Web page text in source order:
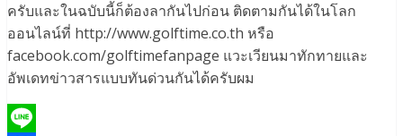
ครับและในฉบับนี้ก็ต้องลากันไปก่อน ติดตามกันได้ในโลก
ออนไลน์ที่ http://www.golftime.co.th หรือ
facebook.com/golftimefanpage แวะเวียนมาทักทายและ
อัพเดทข่าวสารแบบทันด่วนกันได้ครับผม